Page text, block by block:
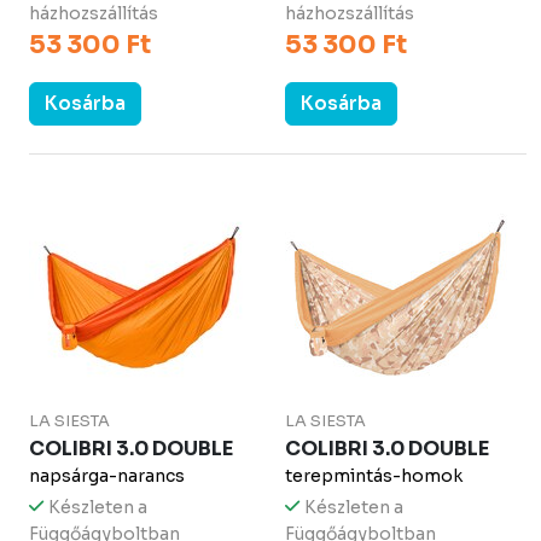
házhozszállítás
53 300 Ft
Kosárba
házhozszállítás
53 300 Ft
Kosárba
LA SIESTA
COLIBRI 3.0 DOUBLE
napsárga-narancs
Készleten a
Függőágyboltban
LA SIESTA
COLIBRI 3.0 DOUBLE
terepmintás-homok
Készleten a
Függőágyboltban